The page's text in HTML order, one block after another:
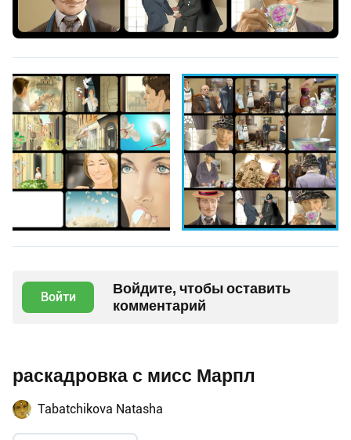
Войти
Войдите, чтобы оставить
комментарий
раскадровка с мисс Марпл
Tabatchikova Natasha